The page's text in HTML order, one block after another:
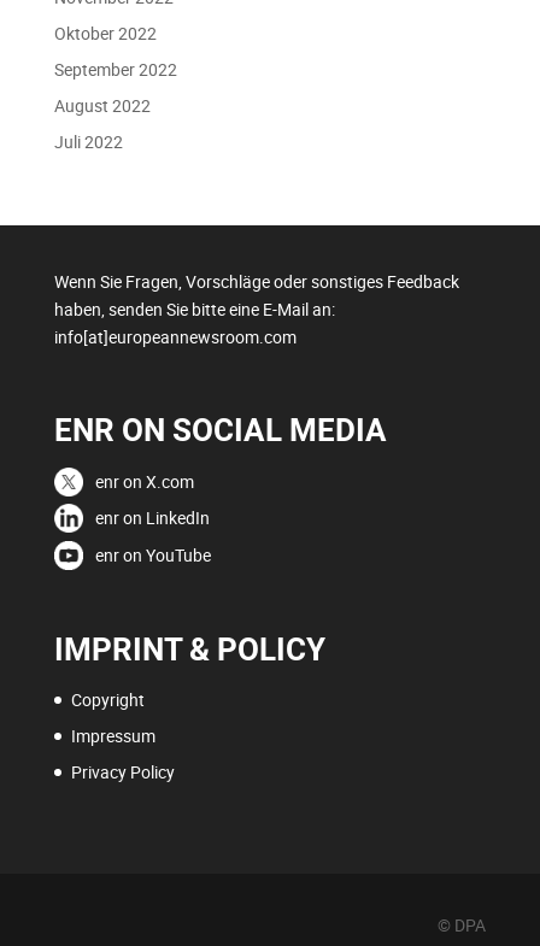
Oktober 2022
September 2022
August 2022
Juli 2022
Wenn Sie Fragen, Vorschläge oder sonstiges Feedback
haben, senden Sie bitte eine E-Mail an:
info[at]europeannewsroom.com
ENR ON SOCIAL MEDIA
enr on X.com
enr on LinkedIn
enr on YouTube
IMPRINT & POLICY
Copyright
Impressum
Privacy Policy
© DPA